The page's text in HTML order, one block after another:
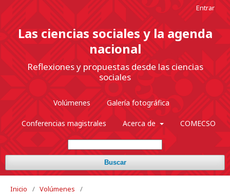
Las ciencias sociales y la agenda
nacional
Reflexiones y propuestas desde las ciencias
sociales
Volúmenes Galería fotográfica
Conferencias magistrales Acerca de COMECSO
Buscar
Entrar
Inicio / Volúmenes
/